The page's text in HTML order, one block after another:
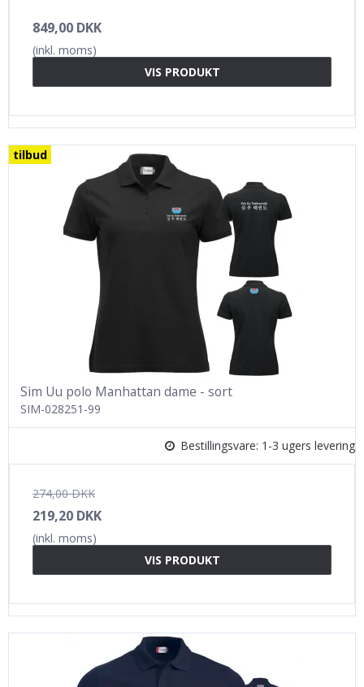
849,00 DKK
(inkl. moms)
VIS PRODUKT
tilbud
Sim Uu polo Manhattan dame - sort
SIM-028251-99
Bestillingsvare: 1-3 ugers levering
274,00 DKK
219,20 DKK
(inkl. moms)
VIS PRODUKT